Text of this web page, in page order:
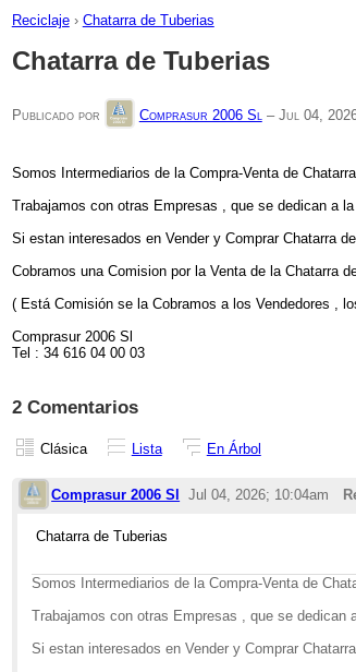
Reciclaje › Chatarra de Tuberias
Chatarra de Tuberias
Publicado por Comprasur 2006 Sl – Jul 04,
Somos Intermediarios de la Compra-Venta de Chatarra
Trabajamos con otras Empresas , que se dedican a la
Si estan interesados en Vender y Comprar Chatarra
Cobramos una Comision por la Venta de la Chatarra de
( Está Comisión se la Cobramos a los Vendedores ,
Comprasur 2006 Sl
Tel : 34 616 04 00 03
2 Comentarios
Clásica Lista En Árbol
Comprasur 2006 Sl Jul 04, 2026; 10:04am
Chatarra de Tuberias
Somos Intermediarios de la Compra-Venta de
Trabajamos con otras Empresas , que se dedican
Si estan interesados en Vender y Comprar